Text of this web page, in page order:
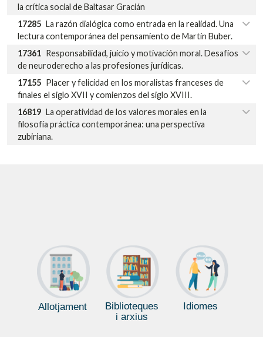
la crítica social de Baltasar Gracián
17285 La razón dialógica como entrada en la realidad. Una
lectura contemporánea del pensamiento de Martin Buber.
17361 Responsabilidad, juicio y motivación moral. Desafíos
de neuroderecho a las profesiones jurídicas.
17155 Placer y felicidad en los moralistas franceses de
finales el siglo XVII y comienzos del siglo XVIII.
16819 La operatividad de los valores morales en la
filosofía práctica contemporánea: una perspectiva
zubiriana.
Allotjament
Biblioteques
i arxius
Idiomes